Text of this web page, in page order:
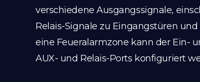
verschiedene Ausgangssignale,
Relais-Signale zu Eingangstüren
eine Feueralarmzone kann der Ein-
AUX- und Relais-Ports konfiguriert